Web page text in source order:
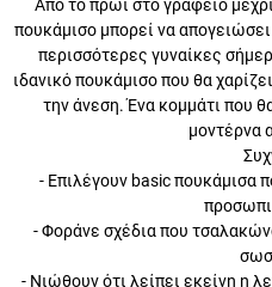
Από το πρωί στο γραφείο
πουκάμισο μπορεί να
περισσότερες γυναίκες σήμερα
πουκάμισο που θα χαρίζει
Ένα κομμάτι που θα συνδυάζει
- Επιλέγουν basic πουκάμισα
- Φοράνε σχέδια που
- Νιώθουν ότι λείπει εκείνη η